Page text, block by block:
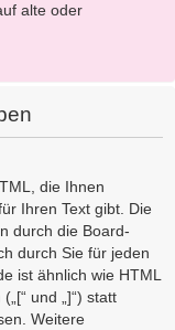
alte oder
die Ihnen
Ihren Text gibt. Die
durch die Board-
durch Sie für jeden
ist ähnlich wie HTML
und „]“) statt
Weitere